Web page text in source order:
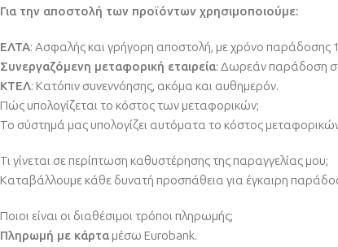
Για την αποστολή των προϊόντων χρησιμοποιούμε:
ΕΛΤΑ: Ασφαλής και γρήγορη αποστολή, με χρόνο παράδοσης
Συνεργαζόμενη μεταφορική εταιρεία: Δωρεάν παράδοση
ΚΤΕΛ: Κατόπιν συνεννόησης, ακόμα και αυθημερόν.
Πώς υπολογίζεται το κόστος των μεταφορικών;
Το σύστημά μας υπολογίζει αυτόματα το κόστος
Τι γίνεται σε περίπτωση καθυστέρησης της παραγγελίας μου;
Καταβάλλουμε κάθε δυνατή προσπάθεια για έγκαιρη
Ποιοι είναι οι διαθέσιμοι τρόποι πληρωμής;
Πληρωμή με κάρταμέσω Eurobank.